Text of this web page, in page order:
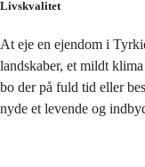
Livskvalitet
At eje en ejendom i
landskaber, et mildt
bo der på fuld tid eller
nyde et levende og